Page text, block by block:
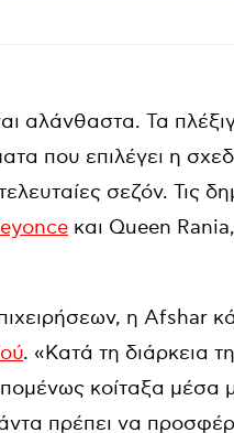
αλάνθαστα. Τα
που επιλέγει η
σεζόν. Τις
και Queen
η Afshar
. «Κατά τη διάρκεια
κοίταξα μέσα
πρέπει να